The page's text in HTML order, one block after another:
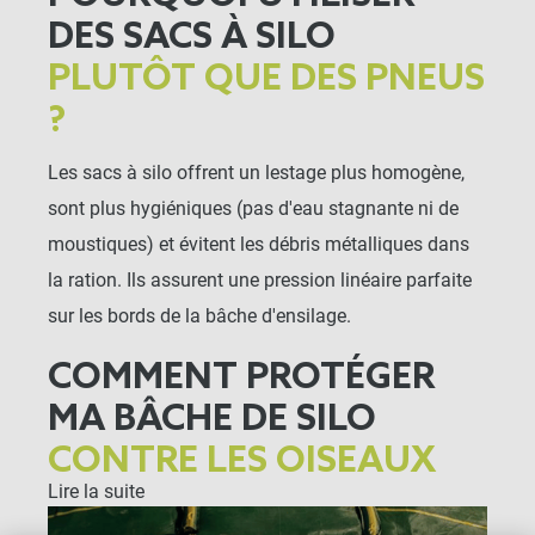
DES SACS À SILO
PLUTÔT QUE DES PNEUS
?
Les sacs à silo offrent un lestage plus homogène,
sont plus hygiéniques (pas d'eau stagnante ni de
moustiques) et évitent les débris métalliques dans
la ration. Ils assurent une pression linéaire parfaite
sur les bords de la bâche d'ensilage.
COMMENT PROTÉGER
MA BÂCHE DE SILO
CONTRE LES OISEAUX
ET LES GRIFFURES ?
Lire la suite